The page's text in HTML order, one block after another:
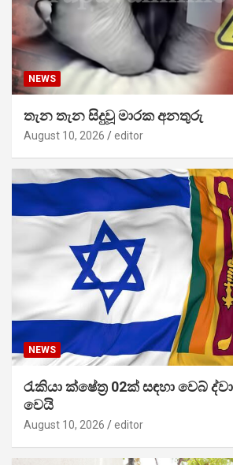
NEWS
තැන තැන සිදුවූ මාරක අනතුරු
August 10, 2026 editor
NEWS
රැකියා ක්ෂේත්‍ර 02ක් සඳහා වෙබ්
වෙයි
August 10, 2026 editor